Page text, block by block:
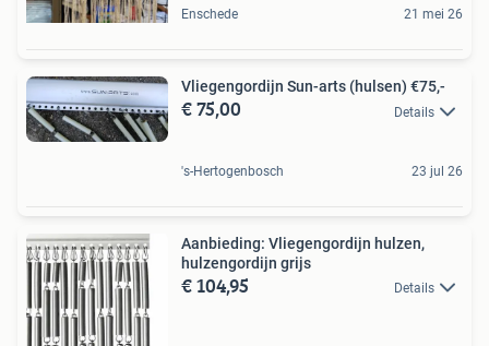
Enschede 21 mei 26
Vliegengordijn Sun-arts (hulsen) €75,-
€ 75,00 Details
's-Hertogenbosch 23 jul 26
Aanbieding: Vliegengordijn hulzen,
hulzengordijn grijs
€ 104,95 Details